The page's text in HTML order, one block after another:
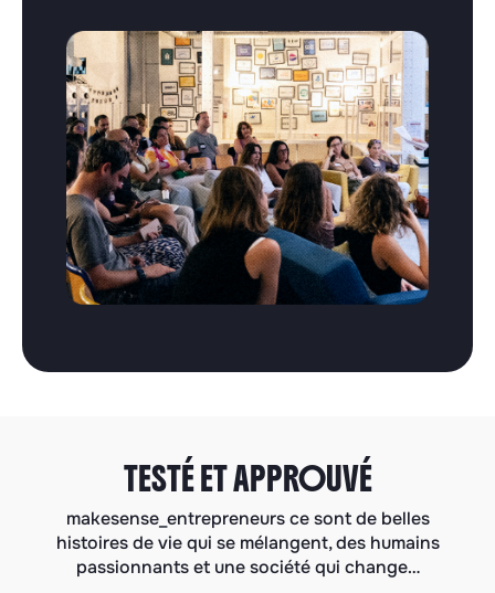
TESTÉ ET APPROUVÉ
makesense_entrepreneurs ce sont de belles
histoires de vie qui se mélangent, des humains
passionnants et une société qui change…